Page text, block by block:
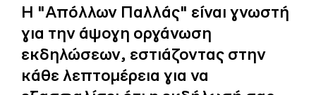
Η "Απόλλων Παλλάς" είναι γνωστή
για την άψογη οργάνωση
εκδηλώσεων, εστιάζοντας στην
κάθε λεπτομέρεια για να